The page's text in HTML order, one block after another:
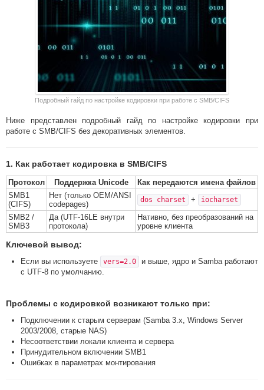
Подробный гайд по настройке кодировки при работе с SMB/CIFS
Ниже представлен подробный гайд по настройке кодировки при
работе с SMB/CIFS без декоративных элементов.
1. Как работает кодировка в SMB/CIFS
Протокол Поддержка Unicode
Как передаются имена файлов
SMB1
(CIFS)
Нет (только OEM/ANSI
codepages)
dos charset + iocharset
SMB2 /
SMB3
Да (UTF-16LE внутри
протокола)
Нативно, без преобразований на
уровне клиента
Ключевой вывод:
Если вы используете vers=2.0
и выше, ядро и Samba работают
с UTF-8 по умолчанию.
Проблемы с кодировкой возникают только при:
Подключении к старым серверам (Samba 3.x, Windows Server
2003/2008, старые NAS)
Несоответствии локали клиента и сервера
Принудительном включении SMB1
Ошибках в параметрах монтирования